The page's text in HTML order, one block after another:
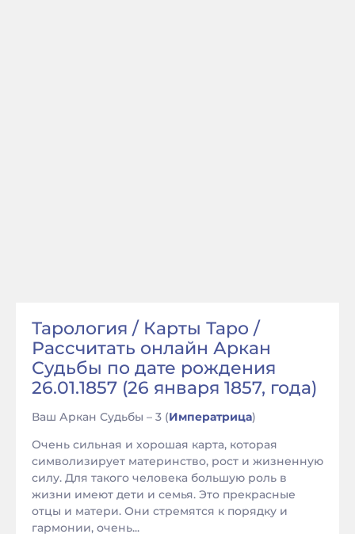
Тарология / Карты Таро /
Рассчитать онлайн Аркан
Судьбы по дате рождения
26.01.1857 (26 января 1857, года)
Ваш Аркан Судьбы – 3 (Императрица)
Очень сильная и хорошая карта, которая
символизирует материнство, рост и жизненную
силу. Для такого человека большую роль в
жизни имеют дети и семья. Это прекрасные
отцы и матери. Они стремятся к порядку и
гармонии, очень...